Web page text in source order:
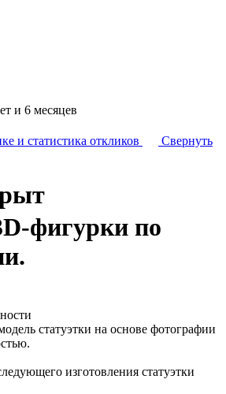
и 6 месяцев
и статистика откликов Свернуть
фигурки по
статуэтки на основе фотографии
изготовления статуэтки